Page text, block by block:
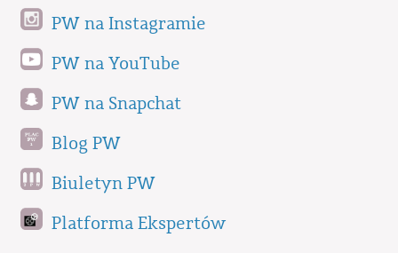
PW na Instagramie
PW na YouTube
PW na Snapchat
Blog PW
Biuletyn PW
Platforma Ekspertów